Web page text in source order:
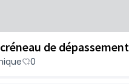
de dépassement
0